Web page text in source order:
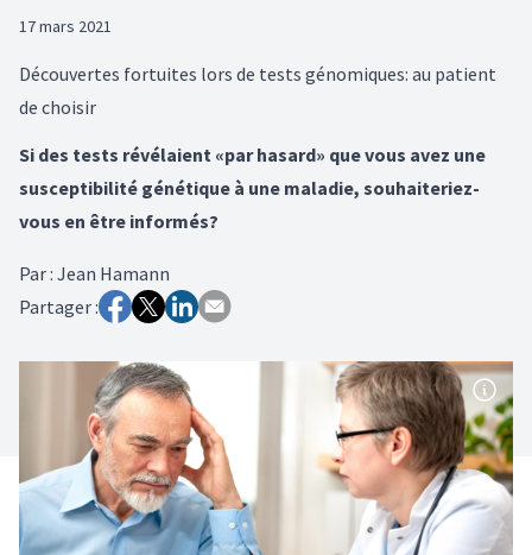
17 mars 2021
Découvertes fortuites lors de tests génomiques: au patient
de choisir
Si des tests révélaient «par hasard» que vous avez une
susceptibilité génétique à une maladie, souhaiteriez-
vous en être informés?
Par: Jean Hamann
Partager :